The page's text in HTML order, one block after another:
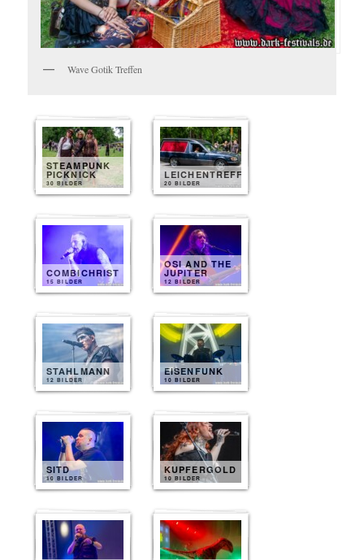
Wave Gotik Treffen
STEAMPUNK
PICKNICK
30 BILDER
LEICHENTREFF
20 BILDER
COMBICHRIST
15 BILDER
OSI AND THE
JUPITER
12 BILDER
STAHLMANN
12 BILDER
EISENFUNK
10 BILDER
SITD
10 BILDER
KUPFERGOLD
10 BILDER